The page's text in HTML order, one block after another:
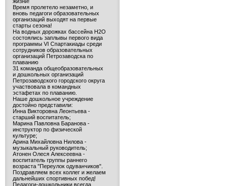
Время пролетело незаметно, и
вновь педагоги образовательных
организаций выходят на первые
старты сезона!
На водных дорожках бассейна H2O
состоялись заплывы первого вида
программы VI Спартакиады среди
сотрудников образовательных
организаций Петрозаводска по
плаванию
31 команда общеобразовательных
и дошкольных организаций
Петрозаводского городского округа
участвовала в командных
эстафетах по плаванию.
Наше дошкольное учреждение
достойно представили:
Инна Викторовна Леонтьева -
старший воспитатель;
Марина Павловна Баранова -
инструктор по физической
культуре;
Арина Михайловна Нилова -
музыкальный руководитель;
Атонен Олеся Алексеевна -
воспитатель группы раннего
возраста "Переулок одуванчиков".
Поздравляем всех коллег и желаем
дальнейших спортивных побед!
Педагоги-дошкольники всегда